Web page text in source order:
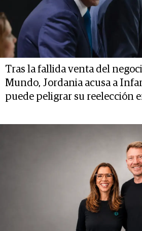
Tras la fallida venta del
Mundo, Jordania acusa a
puede peligrar su reelección